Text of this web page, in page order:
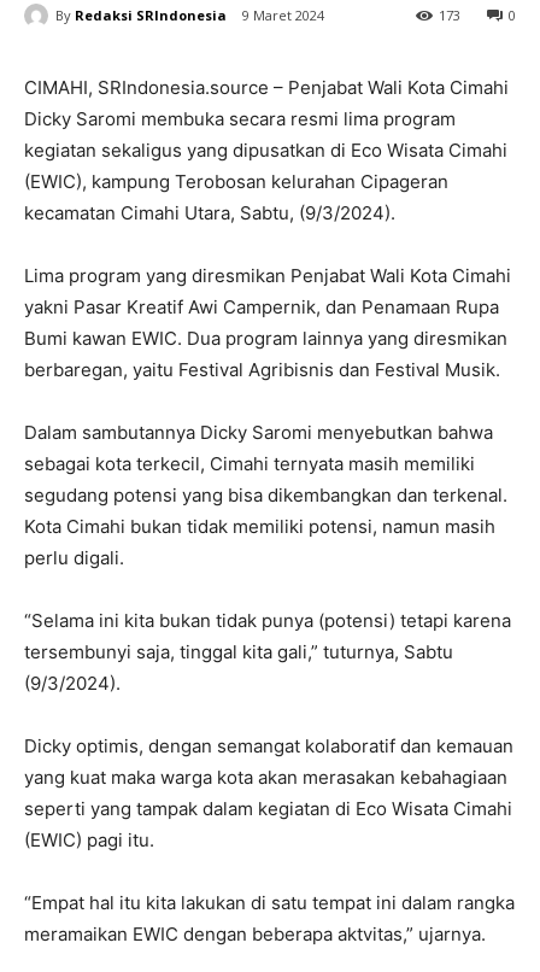
By Redaksi SRIndonesia 9 Maret 2024 0
173
CIMAHI, SRIndonesia.source – Penjabat Wali Kota Cimahi
Dicky Saromi membuka secara resmi lima program
kegiatan sekaligus yang dipusatkan di Eco Wisata Cimahi
(EWIC), kampung Terobosan kelurahan Cipageran
kecamatan Cimahi Utara, Sabtu, (9/3/2024).
Lima program yang diresmikan Penjabat Wali Kota Cimahi
yakni Pasar Kreatif Awi Campernik, dan Penamaan Rupa
Bumi kawan EWIC. Dua program lainnya yang diresmikan
berbaregan, yaitu Festival Agribisnis dan Festival Musik.
Dalam sambutannya Dicky Saromi menyebutkan bahwa
sebagai kota terkecil, Cimahi ternyata masih memiliki
segudang potensi yang bisa dikembangkan dan terkenal.
Kota Cimahi bukan tidak memiliki potensi, namun masih
perlu digali.
“Selama ini kita bukan tidak punya (potensi) tetapi karena
tersembunyi saja, tinggal kita gali,” tuturnya, Sabtu
(9/3/2024).
Dicky optimis, dengan semangat kolaboratif dan kemauan
yang kuat maka warga kota akan merasakan kebahagiaan
seperti yang tampak dalam kegiatan di Eco Wisata Cimahi
(EWIC) pagi itu.
“Empat hal itu kita lakukan di satu tempat ini dalam rangka
meramaikan EWIC dengan beberapa aktvitas,” ujarnya.